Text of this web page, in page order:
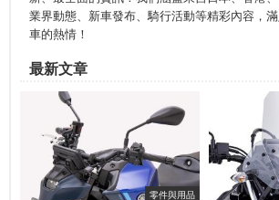
業界動態、新車發布、騎行活動等精彩內容，
車的熱情！
最新文章
零件與用品